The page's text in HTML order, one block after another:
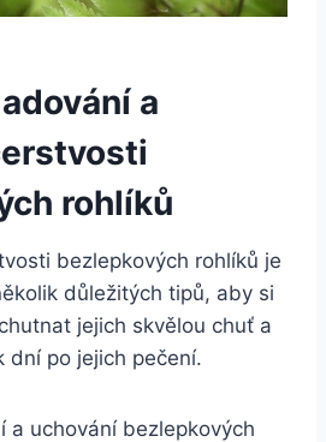
a
rohlíků
bezlepkových rohlíků je
důležitých tipů, aby si
jejich skvělou chuť a
dní po jejich pečení.
a uchování bezlepkových